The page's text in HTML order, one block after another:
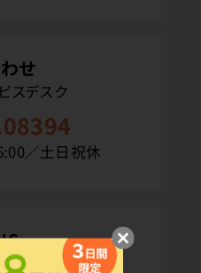
せ
スデスク
／土日祝休